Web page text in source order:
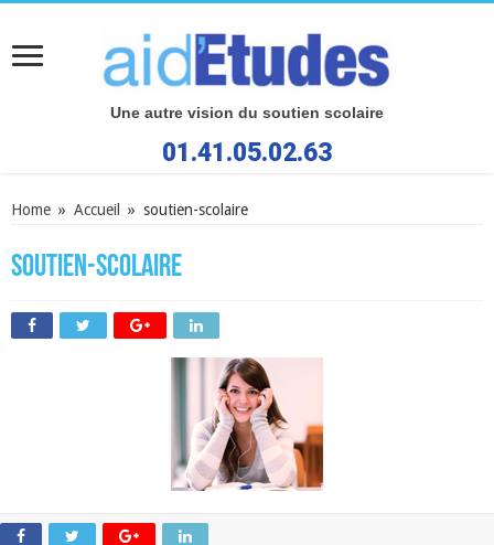
Une autre vision du soutien scolaire
01.41.05.02.63
Home » Accueil » soutien-scolaire
soutien-scolaire